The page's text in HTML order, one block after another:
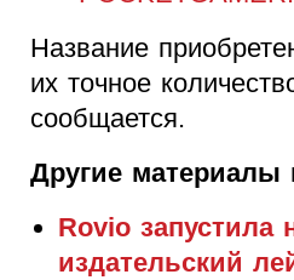
Название
их точное
сообщается.
Другие материалы
Rovio запустила
издательский